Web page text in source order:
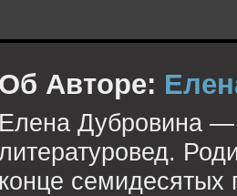
Об Авторе:
Елена Дубровина —
конце семидесятых